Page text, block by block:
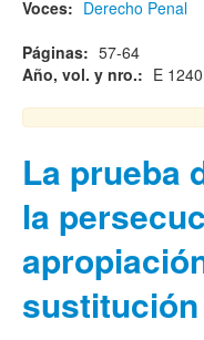
Voces: Derecho Penal
Páginas: 57-64
Año, vol. y nro.: E 1240
La prueba
la